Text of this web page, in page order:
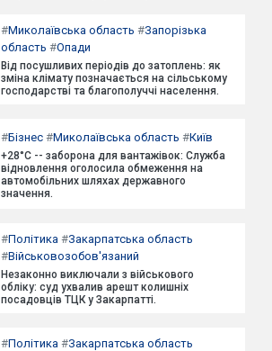
#Миколаївська область #Запорізька
область #Опади
Від посушливих періодів до затоплень: як
зміна клімату позначається на сільському
господарстві та благополуччі населення.
#Бізнес #Миколаївська область #Київ
+28°C -- заборона для вантажівок: Служба
відновлення оголосила обмеження на
автомобільних шляхах державного
значення.
#Політика #Закарпатська область
#Військовозобов'язаний
Незаконно виключали з військового
обліку: суд ухвалив арешт колишніх
посадовців ТЦК у Закарпатті.
#Політика #Закарпатська область